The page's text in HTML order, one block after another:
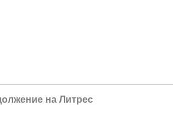
на Литрес